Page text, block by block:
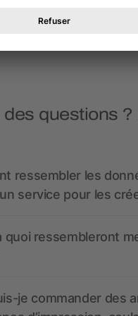
dès 8,24 €
des questions
ressembler les
service pour les
quoi ressembleront
je commander des